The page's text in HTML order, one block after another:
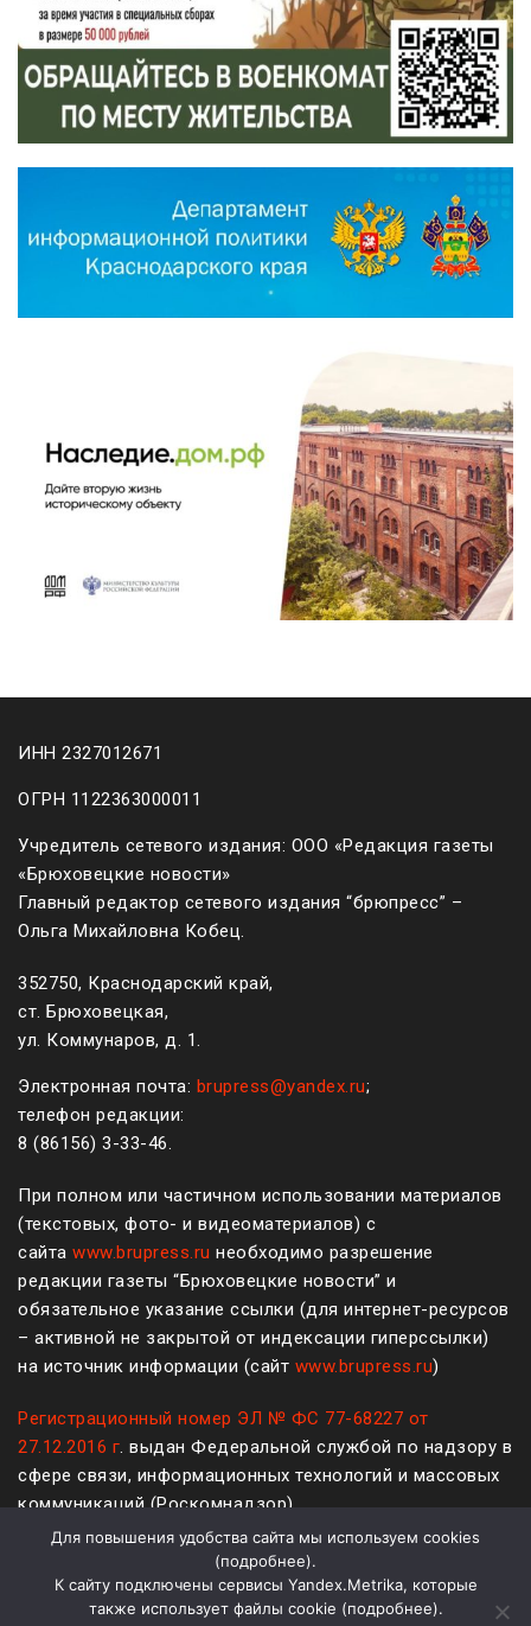
ИНН 2327012671
ОГРН 1122363000011
Учредитель сетевого издания: ООО «Редакция газеты
«Брюховецкие новости»
Главный редактор сетевого издания “брюпресс” –
Ольга Михайловна Кобец.
352750, Краснодарский край,
ст. Брюховецкая,
ул. Коммунаров, д. 1.
Электронная почта: brupress@yandex.ru;
телефон редакции:
8 (861 56) 3-33-46.
При полном или частичном использовании материалов
(текстовых, фото- и видеоматериалов) с
сайта www.brupress.ru необходимо разрешение
редакции газеты “Брюховецкие новости” и
обязательное указание ссылки (для интернет-ресурсов
– активной не закрытой от индексации гиперссылки)
на источник информации (сайт www.brupress.ru)
Регистрационный номер ЭЛ № ФС 77-68227 от
27.12.2016 г. выдан Федеральной службой по надзору в
сфере связи, информационных технологий и массовых
коммуникаций (Роскомнадзор)
Политика конфиденциальности и защиты информации
Для повышения удобства сайта мы используем cookies
(подробнее).
К сайту подключены сервисы Yandex.Metrika, которые
также использует файлы cookie (подробнее).